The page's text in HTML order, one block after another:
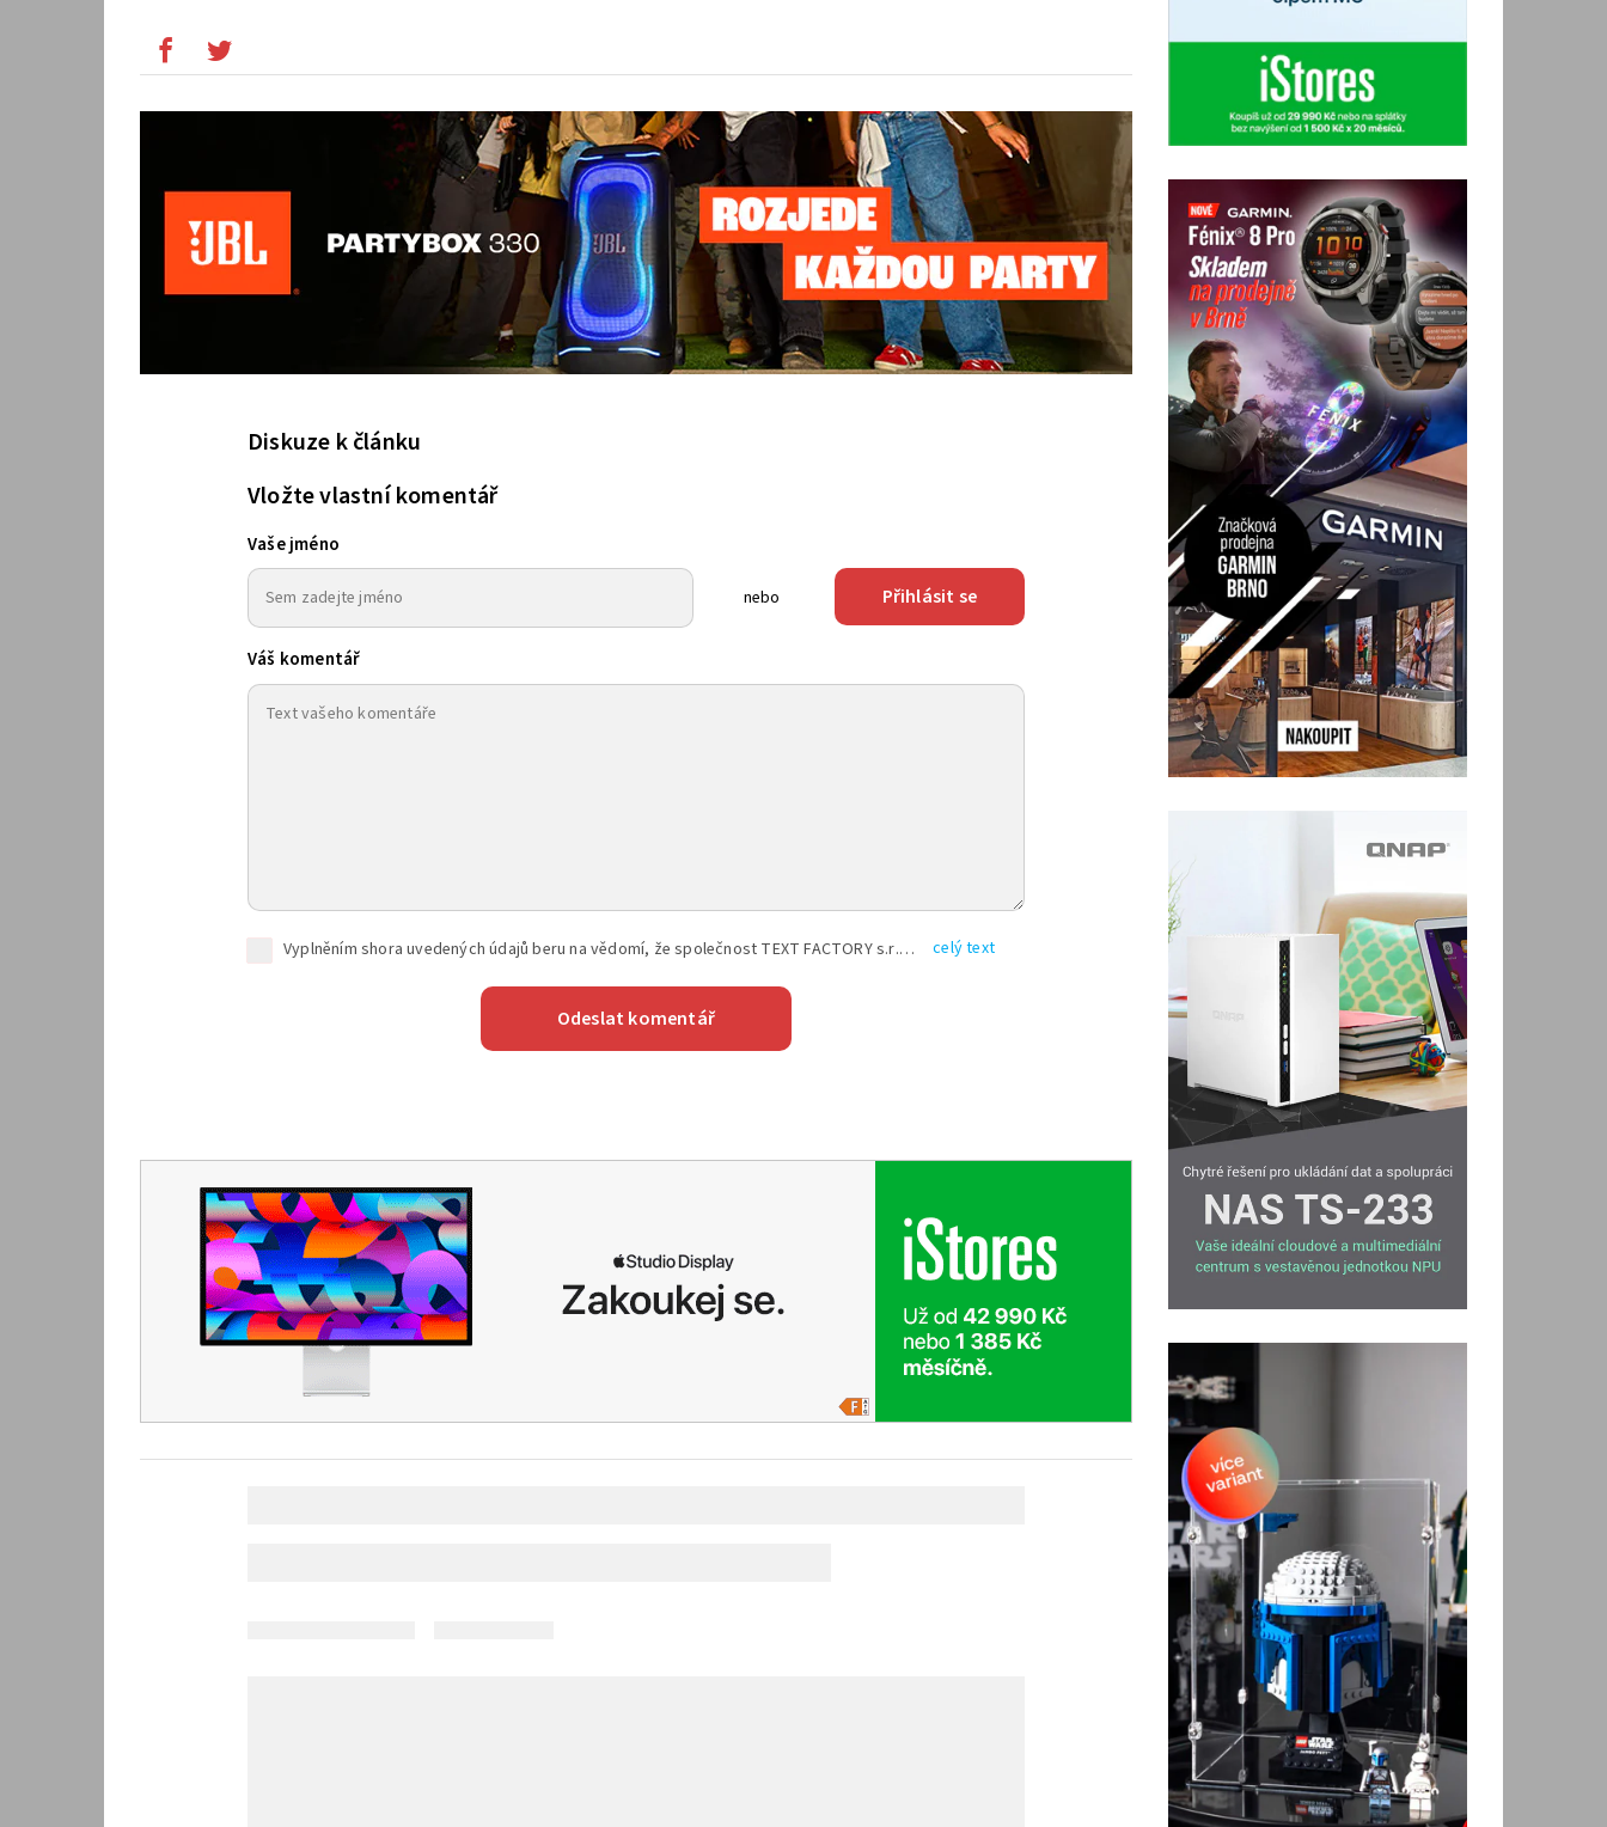
Diskuze k článku
Vložte vlastní komentář
Vaše jméno
nebo Přihlásit se
Váš komentář
Vyplněním shora uvedených údajů beru na vědomí, že společnost TEXT FACTORY s.r.o., sídlem Brno, Durďákova 336/29, Černá Pole, PSČ: 613 00, IČ: 06157831, zapsané u Krajského soudu v Brně, oddíl C, vložka 100399, bude zpracovávat mé osobní údaje uvedené v rámci mnou vyplněného registračního formuláře na základě oprávněných zájmů TEXT FACTORY s.r.o. dle čl. 6 odst. 1 písm. f) GDPR a pro splnění právních povinností (čl. 6 odst. 1 písm. c) GDPR), a to pro tyto účely: nezbytnost zajistit oprávnění návštěvníka webových stránek provozovaných společností TEXT FACTORY s.r.o. přispívat aktivně ke zveřejněným článkům nebo v rámci diskusních fór a výkon práv TEXT FACTORY s.r.o. jako administrátora těchto diskusních fór. Více informací o zpracování osobních údajů a právech lze nalézt v celý text